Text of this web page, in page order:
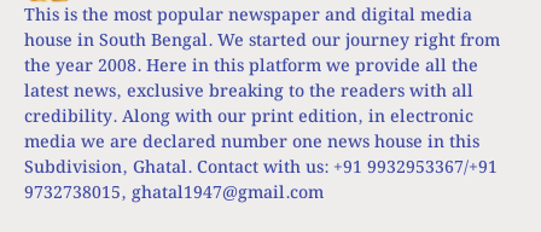
This is the most popular newspaper and digital media
house in South Bengal. We started our journey right from
the year 2008. Here in this platform we provide all the
latest news, exclusive breaking to the readers with all
credibility. Along with our print edition, in electronic
media we are declared number one news house in this
Subdivision, Ghatal. Contact with us: +91 9932953367/+91
9732738015, ghatal1947@gmail.com